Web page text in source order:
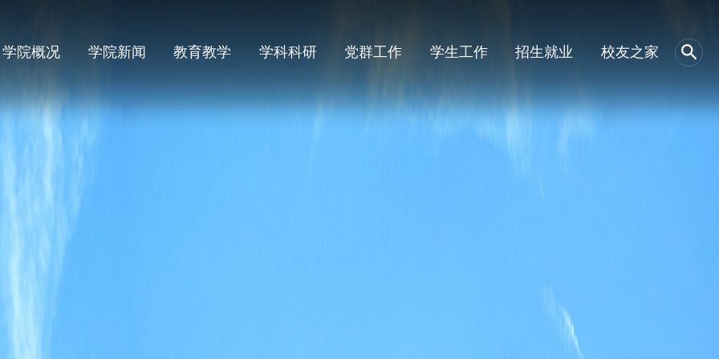
学院概况 学院新闻 教育教学 学科科研 党群工作 学生工作 招生就业 校友之家